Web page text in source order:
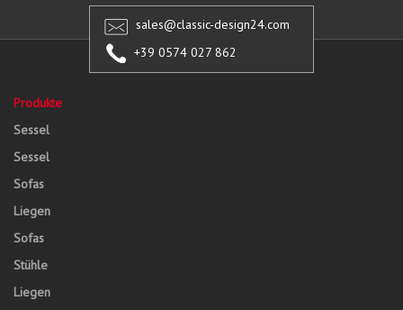
sales@classic-design24.com
+39 0574 027 862
Produkte
Sessel
Sessel
Sofas
Liegen
Sofas
Stühle
Liegen